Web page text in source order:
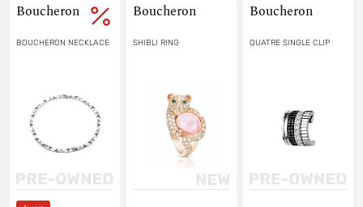
Boucheron
BOUCHERON NECKLACE
Boucheron
SHIBLI RING
Boucheron
QUATRE SINGLE CLIP